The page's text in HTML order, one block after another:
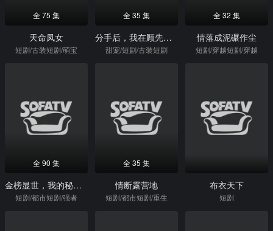
全 75 集
天命凤女
短剧/古装短剧/萌宝
全 35 集
分手后，我在顾先生心间撒野
甜宠/短剧/古装短剧
全 32 集
情落成泥碾作尘
短剧/穿越短剧/穿越
全 90 集
金榜显世，我的秘密身份瞒不住了
短剧/都市短剧/强者
全 35 集
情断露营地
短剧/都市短剧/重生
布衣天下
短剧